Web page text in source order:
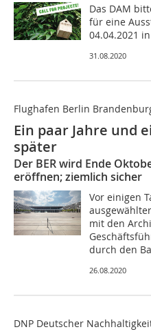
Das DAM
für eine
04.04.2021
31.08.2020
Flughafen Berlin
Ein paar Jahre und
später
Der BER wird Ende
eröffnen; ziemlich sicher
Vor einigen
mit den
durch den
26.08.2020
DNP Deutscher